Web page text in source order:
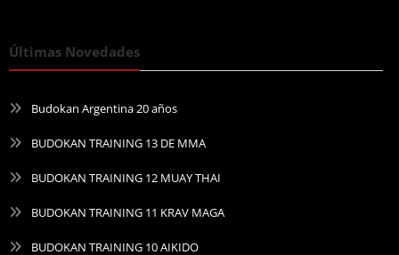
Últimas Novedades
Budokan Argentina 20 años
BUDOKAN TRAINING 13 DE MMA
BUDOKAN TRAINING 12 MUAY THAI
BUDOKAN TRAINING 11 KRAV MAGA
BUDOKAN TRAINING 10 AIKIDO